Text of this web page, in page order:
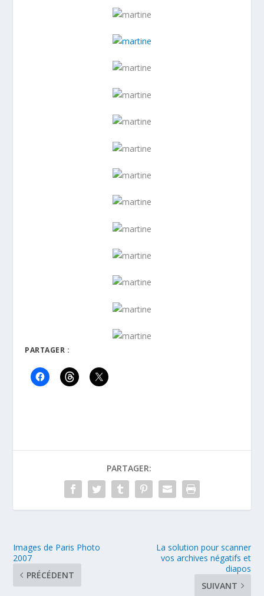
PARTAGER :
PARTAGER:
Images de Paris Photo
2007
PRÉCÉDENT
La solution pour scanner
vos archives négatifs et
diapos
SUIVANT